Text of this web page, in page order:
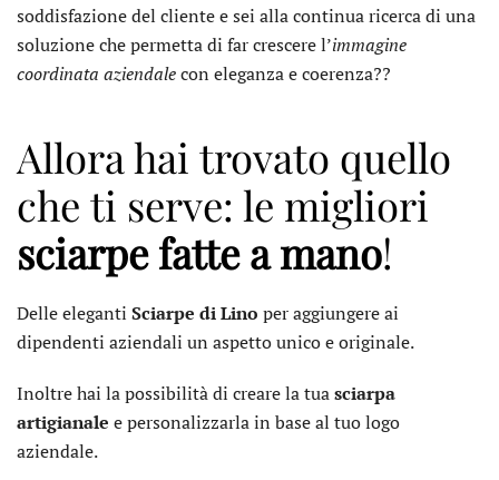
soddisfazione del cliente e sei alla continua ricerca di una
soluzione che permetta di far crescere l’immagine
coordinata aziendalecon eleganza e coerenza??
Allora hai trovato quello
che ti serve: le migliori
sciarpe fatte a mano!
Delle eleganti Sciarpe di Lino per aggiungere ai
dipendenti aziendali un aspetto unico e originale.
Inoltre hai la possibilità di creare la tuasciarpa
artigianale e personalizzarla in base al tuo logo
aziendale.